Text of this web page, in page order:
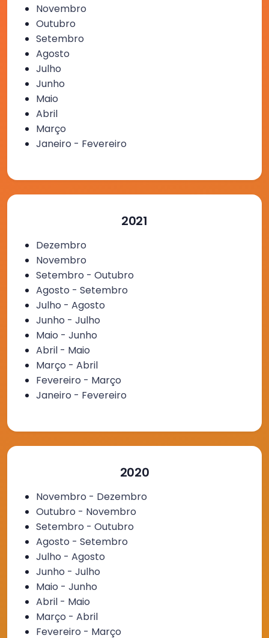
Novembro
Outubro
Setembro
Agosto
Julho
Junho
Maio
Abril
Março
Janeiro - Fevereiro
2021
Dezembro
Novembro
Setembro - Outubro
Agosto - Setembro
Julho - Agosto
Junho - Julho
Maio - Junho
Abril - Maio
Março - Abril
Fevereiro - Março
Janeiro - Fevereiro
2020
Novembro - Dezembro
Outubro - Novembro
Setembro - Outubro
Agosto - Setembro
Julho - Agosto
Junho - Julho
Maio - Junho
Abril - Maio
Março - Abril
Fevereiro - Março